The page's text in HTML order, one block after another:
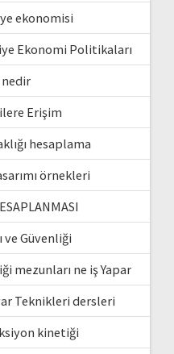
ekonomisi
Ekonomi Politikaları
Erişim
hesaplama
örnekleri
ve Güvenliği
mezunları ne iş Yapar
Teknikleri dersleri
kinetiği